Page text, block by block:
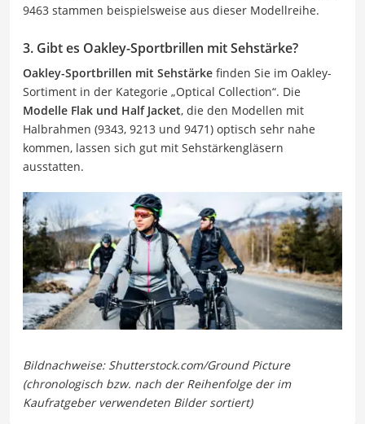
9463 stammen beispielsweise aus dieser Modellreihe.
3. Gibt es Oakley-Sportbrillen mit Sehstärke?
Oakley-Sportbrillen mit Sehstärke finden Sie im Oakley-
Sortiment in der Kategorie „Optical Collection“. Die
Modelle Flak und Half Jacket, die den Modellen mit
Halbrahmen (9343, 9213 und 9471) optisch sehr nahe
kommen, lassen sich gut mit Sehstärkengläsern
ausstatten.